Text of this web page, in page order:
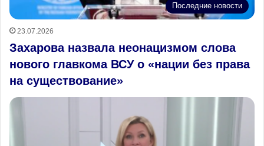
Последние новости
23.07.2026
Захарова назвала неонацизмом слова
нового главкома ВСУ о «нации без права
на существование»